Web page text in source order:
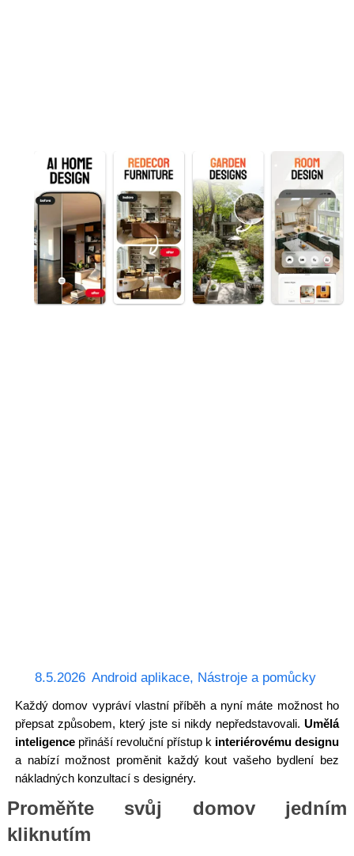
8.5.2026 Android aplikace, Nástroje a pomůcky
Každý domov vypráví vlastní příběh a nyní máte možnost ho
přepsat způsobem, který jste si nikdy nepředstavovali.Umělá
inteligencepřináší revoluční přístup k interiérovému designu
a nabízí možnost proměnit každý kout vašeho bydlení bez
nákladných konzultací s designéry.
Proměňte svůj domov jedním
kliknutím